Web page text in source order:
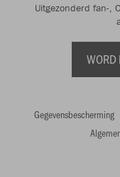
Uitgezonderd fan-,
WORD
Gegevensbescherming